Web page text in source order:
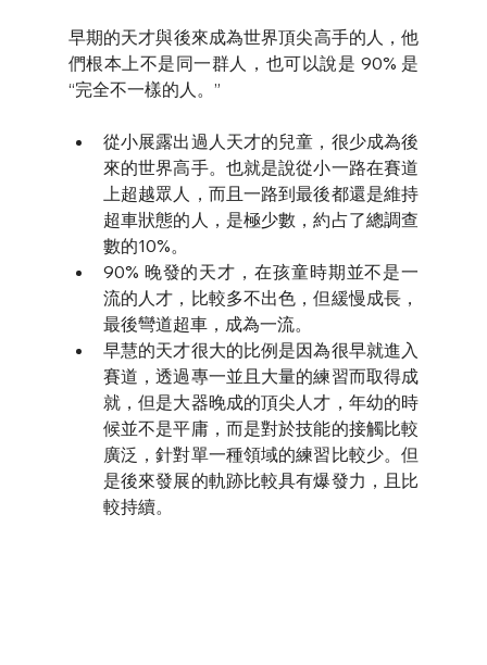
早期的天才與後來成為世界頂尖高手的人，他
們根本上不是同一群人，也可以說是 90% 是
“完全不一樣的人。”
從小展露出過人天才的兒童，很少成為後
來的世界高手。也就是說從小一路在賽道
上超越眾人，而且一路到最後都還是維持
超車狀態的人，是極少數，約占了總調查
數的10%。
90% 晚發的天才，在孩童時期並不是一
流的人才，比較多不出色，但緩慢成長，
最後彎道超車，成為一流。
早慧的天才很大的比例是因為很早就進入
賽道，透過專一並且大量的練習而取得成
就，但是大器晚成的頂尖人才，年幼的時
候並不是平庸，而是對於技能的接觸比較
廣泛，針對單一種領域的練習比較少。但
是後來發展的軌跡比較具有爆發力，且比
較持續。